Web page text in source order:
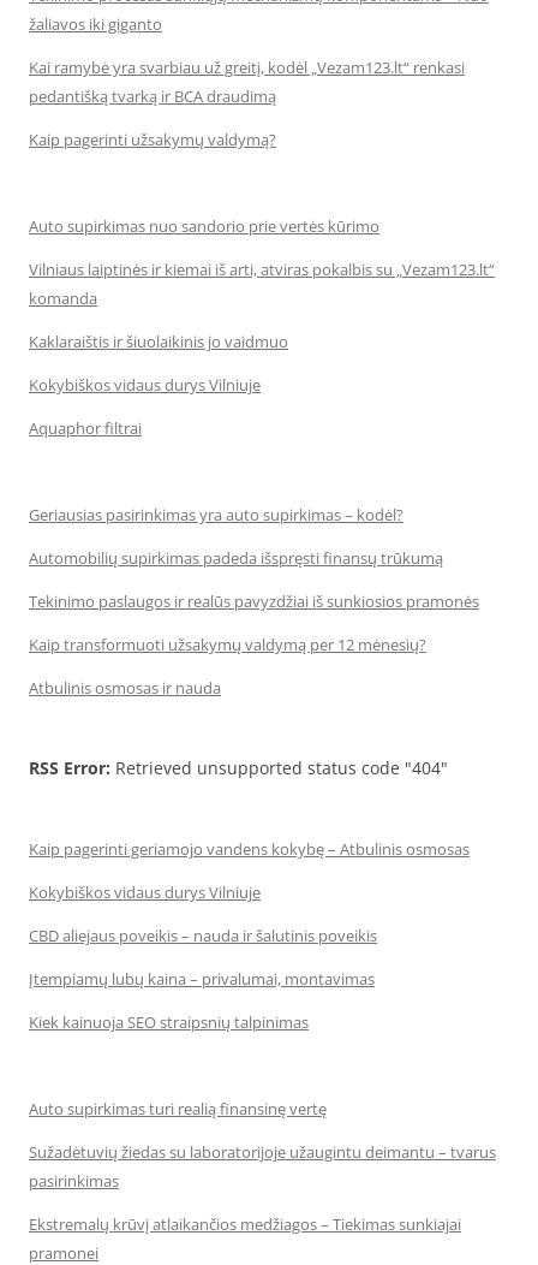
žaliavos iki giganto
Kai ramybė yra svarbiau už greitį, kodėl „Vezam123.lt“ renkasi
pedantišką tvarką ir BCA draudimą
Kaip pagerinti užsakymų valdymą?
Auto supirkimas nuo sandorio prie vertės kūrimo
Vilniaus laiptinės ir kiemai iš arti, atviras pokalbis su „Vezam123.lt“
komanda
Kaklaraištis ir šiuolaikinis jo vaidmuo
Kokybiškos vidaus durys Vilniuje
Aquaphor filtrai
Geriausias pasirinkimas yra auto supirkimas – kodėl?
Automobilių supirkimas padeda išspręsti finansų trūkumą
Tekinimo paslaugos ir realūs pavyzdžiai iš sunkiosios pramonės
Kaip transformuoti užsakymų valdymą per 12 mėnesių?
Atbulinis osmosas ir nauda
RSS Error: Retrieved unsupported status code "404"
Kaip pagerinti geriamojo vandens kokybę – Atbulinis osmosas
Kokybiškos vidaus durys Vilniuje
CBD aliejaus poveikis – nauda ir šalutinis poveikis
Įtempiamų lubų kaina – privalumai, montavimas
Kiek kainuoja SEO straipsnių talpinimas
Auto supirkimas turi realią finansinę vertę
Sužadėtuvių žiedas su laboratorijoje užaugintu deimantu – tvarus
pasirinkimas
Ekstremalų krūvį atlaikančios medžiagos – Tiekimas sunkiajai
pramonei